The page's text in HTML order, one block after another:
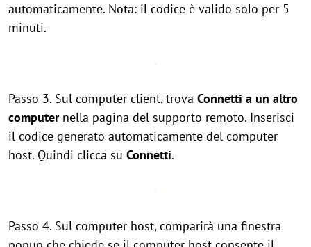
automaticamente. Nota: il codice è valido solo per 5
minuti.
Passo 3. Sul computer client, trova Connetti a un altro
computernella pagina del supporto remoto. Inserisci
il codice generato automaticamente del computer
host. Quindi clicca su Connetti.
Passo 4. Sul computer host, comparirà una finestra